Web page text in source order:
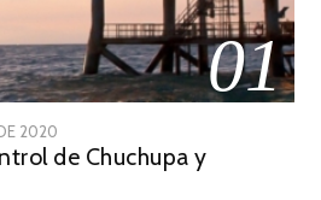
01
2020
DE
de Chuchupa y